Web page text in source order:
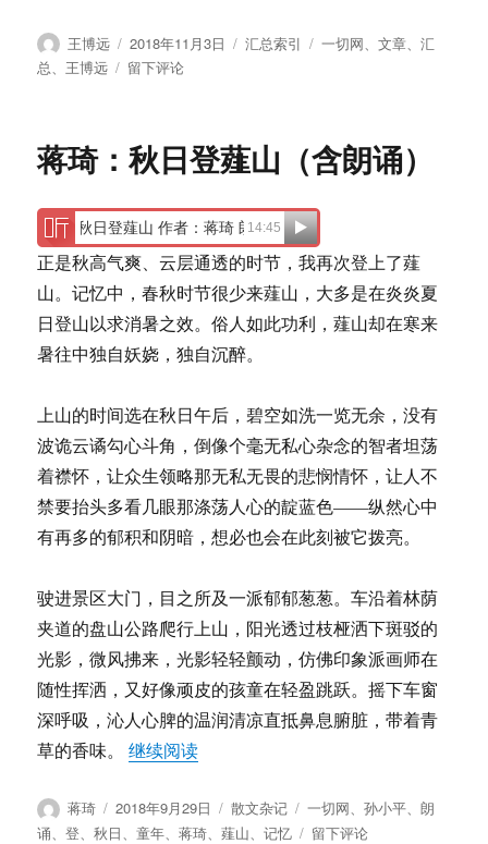
作
者
王博远
发
布
2018年11月3日
分
汇总索引
标
一切网、文章、汇
总、 王博远
于
我
的
个
人
文
章
汇
总
留下评论
蒋琦：秋日登薤山（含朗诵）
正是秋高气爽、云层通透的时节，我再次登上了薤
山。记忆中，春秋时节很少来薤山，大多是在炎炎夏
日登山以求消暑之效。俗人如此功利，薤山却在寒来
暑往中独自妖娆，独自沉醉。
上山的时间选在秋日午后，碧空如洗一览无余，没有
波诡云谲勾心斗角，倒像个毫无私心杂念的智者坦荡
着襟怀，让众生领略那无私无畏的悲悯情怀，让人不
禁要抬头多看几眼那涤荡人心的靛蓝色——纵然心中
有再多的郁积和阴暗，想必也会在此刻被它拨亮。
驶进景区大门，目之所及一派郁郁葱葱。车沿着林荫
夹道的盘山公路爬行上山，阳光透过枝桠洒下斑驳的
光影，微风拂来，光影轻轻颤动，仿佛印象派画师在
随性挥洒，又好像顽皮的孩童在轻盈跳跃。摇下车窗
深呼吸，沁人心脾的温润清凉直抵鼻息腑脏，带着青
草的香味。继续阅读“蒋琦：秋日登薤山（含朗诵）”
作
者
蒋琦
发
布
2018年9月29日
分
类
散文杂记
标
签
一切网、孙小平、朗
诵 、登 、秋日 、童年 、蒋琦 、薤山 、记忆
于
留下评论